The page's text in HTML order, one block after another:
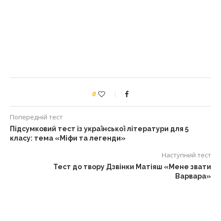
0
Попередній тест
Підсумковий тест із української літератури для 5
класу: тема «Міфи та легенди»
Наступний тест
Тест до твору Дзвінки Матіяш «Мене звати
Варвара»